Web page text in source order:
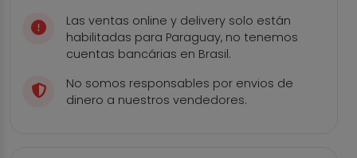
Las ventas online y delivery solo están
habilitadas para Paraguay, no tenemos
cuentas bancárias en Brasil.
No somos responsables por envios de
dinero a nuestros vendedores.